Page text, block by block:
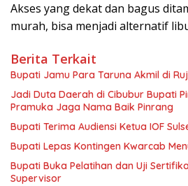
Akses yang dekat dan bagus
murah, bisa menjadi alternatif
Berita Terkait
Bupati Jamu Para Taruna Akmil di
Jadi Duta Daerah di Cibubur Bupati
Pramuka Jaga Nama Baik Pinrang
Bupati Terima Audiensi Ketua IOF
Bupati Lepas Kontingen Kwarcab
Bupati Buka Pelatihan dan Uji
Supervisor